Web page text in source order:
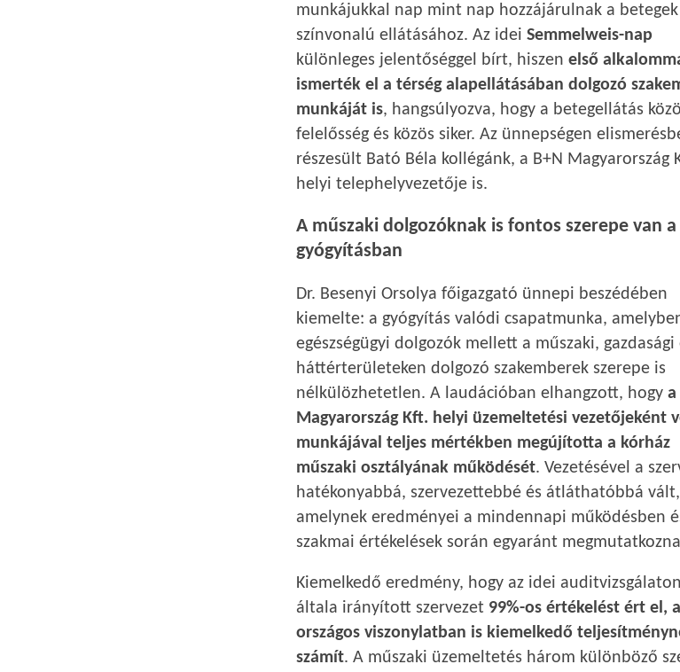
munkájukkal nap mint nap hozzájárulnak a betegek
színvonalú ellátásához. Az idei Semmelweis-nap
különleges jelentőséggel bírt, hiszen első
ismerték el a térség alapellátásában dolgozó
munkáját is, hangsúlyozva, hogy a betegellátás
felelősség és közös siker. Az ünnepségen
részesült Bató Béla kollégánk, a B+N Magyarország
helyi telephelyvezetője is.
A műszaki dolgozóknak is fontos szerepe van a
gyógyításban
Dr. Besenyi Orsolya főigazgató ünnepi beszédében
kiemelte: a gyógyítás valódi csapatmunka,
egészségügyi dolgozók mellett a műszaki, gazdasági
háttérterületeken dolgozó szakemberek szerepe is
nélkülözhetetlen. A laudációban elhangzott, hogy a
Magyarország Kft. helyi üzemeltetési vezetőjeként
munkájával teljes mértékben megújította a kórház
műszaki osztályának működését. Vezetésével a
hatékonyabbá, szervezettebbé és átláthatóbbá vált,
amelynek eredményei a mindennapi működésben
szakmai értékelések során egyaránt
Kiemelkedő eredmény, hogy az idei
általa irányított szervezet 99%-os értékelést ért el,
országos viszonylatban is kiemelkedő
számít. A műszaki üzemeltetés három különböző